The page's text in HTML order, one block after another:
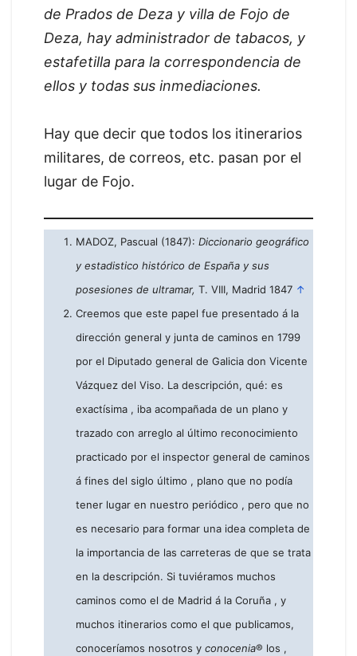
de Prados de Deza y villa de Fojo de
Deza, hay administrador de tabacos, y
estafetilla para la correspondencia de
ellos y todas sus inmediaciones.
Hay que decir que todos los itinerarios
militares, de correos, etc. pasan por el
lugar de Fojo.
MADOZ, Pascual (1847): Diccionario geográfico
y estadistico histórico de España y sus
posesiones de ultramar, T. VIII, Madrid 1847 ↑
Creemos que este papel fue presentado á la
dirección general y junta de caminos en 1799
por el Diputado general de Galicia don Vicente
Vázquez del Viso. La descripción, qué: es
exactísima , iba acompañada de un plano y
trazado con arreglo al último reconocimiento
practicado por el inspector general de caminos
á fines del siglo último , plano que no podía
tener lugar en nuestro periódico , pero que no
es necesario para formar una idea completa de
la importancia de las carreteras de que se trata
en la descripción. Si tuviéramos muchos
caminos como el de Madrid á la Coruña , y
muchos itinerarios como el que publicamos,
conoceríamos nosotros y conocenia® los ,